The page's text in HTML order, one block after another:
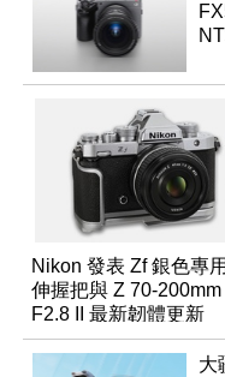
Nikon 發表 Zf 銀色專
伸握把與 Z 70-200mm
F2.8 II 最新韌體更新
大